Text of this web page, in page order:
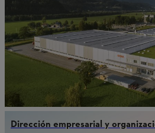
Dirección empresarial y